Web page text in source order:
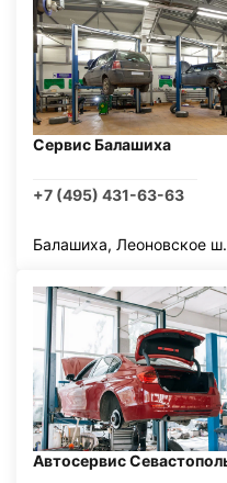
Сервис Балашиха
+7 (495) 431-63-63
Балашиха, Леоновское
Автосервис